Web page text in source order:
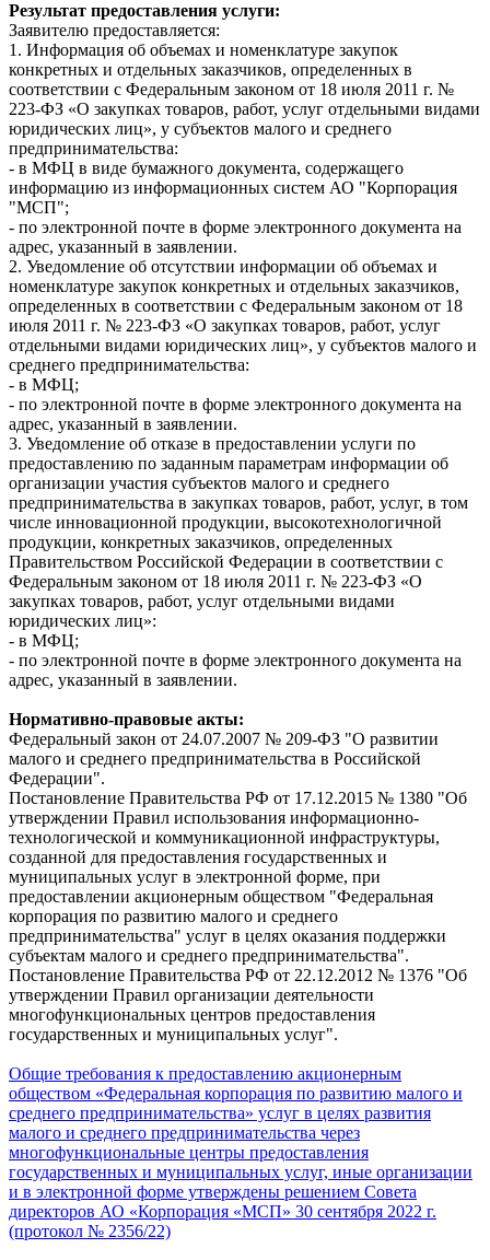
Результат предоставления услуги:
Заявителю предоставляется:
1. Информация об объемах и номенклатуре закупок
конкретных и отдельных заказчиков, определенных в
соответствии с Федеральным законом от 18 июля 2011 г. №
223-ФЗ «О закупках товаров, работ, услуг отдельными видами
юридических лиц», у субъектов малого и среднего
предпринимательства:
- в МФЦ в виде бумажного документа, содержащего
информацию из информационных систем АО "Корпорация
"МСП";
- по электронной почте в форме электронного документа на
адрес, указанный в заявлении.
2. Уведомление об отсутствии информации об объемах и
номенклатуре закупок конкретных и отдельных заказчиков,
определенных в соответствии с Федеральным законом от 18
июля 2011 г. № 223-ФЗ «О закупках товаров, работ, услуг
отдельными видами юридических лиц», у субъектов малого и
среднего предпринимательства:
- в МФЦ;
- по электронной почте в форме электронного документа на
адрес, указанный в заявлении.
3. Уведомление об отказе в предоставлении услуги по
предоставлению по заданным параметрам информации об
организации участия субъектов малого и среднего
предпринимательства в закупках товаров, работ, услуг, в том
числе инновационной продукции, высокотехнологичной
продукции, конкретных заказчиков, определенных
Правительством Российской Федерации в соответствии с
Федеральным законом от 18 июля 2011 г. № 223-ФЗ «О
закупках товаров, работ, услуг отдельными видами
юридических лиц»:
- в МФЦ;
- по электронной почте в форме электронного документа на
адрес, указанный в заявлении.
Нормативно-правовые акты:
Федеральный закон от 24.07.2007 № 209-ФЗ "О развитии
малого и среднего предпринимательства в Российской
Федерации".
Постановление Правительства РФ от 17.12.2015 № 1380 "Об
утверждении Правил использования информационно-
технологической и коммуникационной инфраструктуры,
созданной для предоставления государственных и
муниципальных услуг в электронной форме, при
предоставлении акционерным обществом "Федеральная
корпорация по развитию малого и среднего
предпринимательства" услуг в целях оказания поддержки
субъектам малого и среднего предпринимательства".
Постановление Правительства РФ от 22.12.2012 № 1376 "Об
утверждении Правил организации деятельности
многофункциональных центров предоставления
государственных и муниципальных услуг".
Общие требования к предоставлению акционерным
обществом «Федеральная корпорация по развитию малого и
среднего предпринимательства» услуг в целях развития
малого и среднего предпринимательства через
многофункциональные центры предоставления
государственных и муниципальных услуг, иные организации
и в электронной форме утверждены решением Совета
директоров АО «Корпорация «МСП» 30 сентября 2022 г.
(протокол № 2356/22)